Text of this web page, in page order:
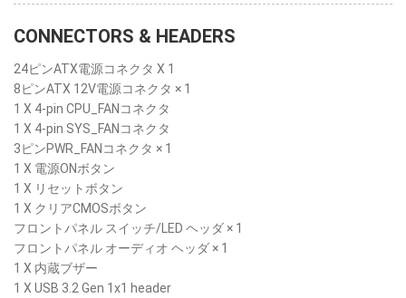
CONNECTORS & HEADERS
24ピンATX電源コネクタ X 1
8ピンATX 12V電源コネクタ × 1
1 X 4-pin CPU_FANコネクタ
1 X 4-pin SYS_FANコネクタ
3ピンPWR_FANコネクタ × 1
1 X 電源ONボタン
1 X リセットボタン
1 X クリアCMOSボタン
フロントパネル スイッチ/LED ヘッダ × 1
フロントパネル オーディオ ヘッダ × 1
1 X 内蔵ブザー
1 X USB 3.2 Gen 1x1 header